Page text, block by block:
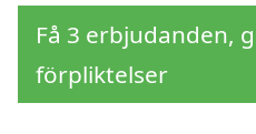
Få 3 erbjudanden,
förpliktelser